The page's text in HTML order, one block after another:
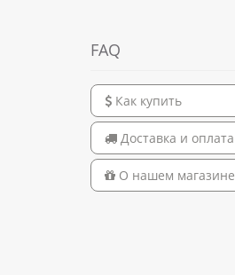
FAQ
Как купить
Доставка и оплата
О нашем магазине